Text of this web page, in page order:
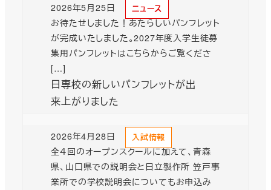
ニュース
日専校の新しいパンフレットが出
来上がりました
お待たせしました！あたらしいパンフレット
が完成いたしました。2027年度入学生徒募
集用パンフレットはこちらからご覧くださ
[…]
投稿日
2026年5月25日
入試情報
全４回のオープンスクールに加えて、青森
県、山口県での説明会と日立製作所 笠戸事
業所での学校説明会についてもお申込み
投稿日
2026年4月28日